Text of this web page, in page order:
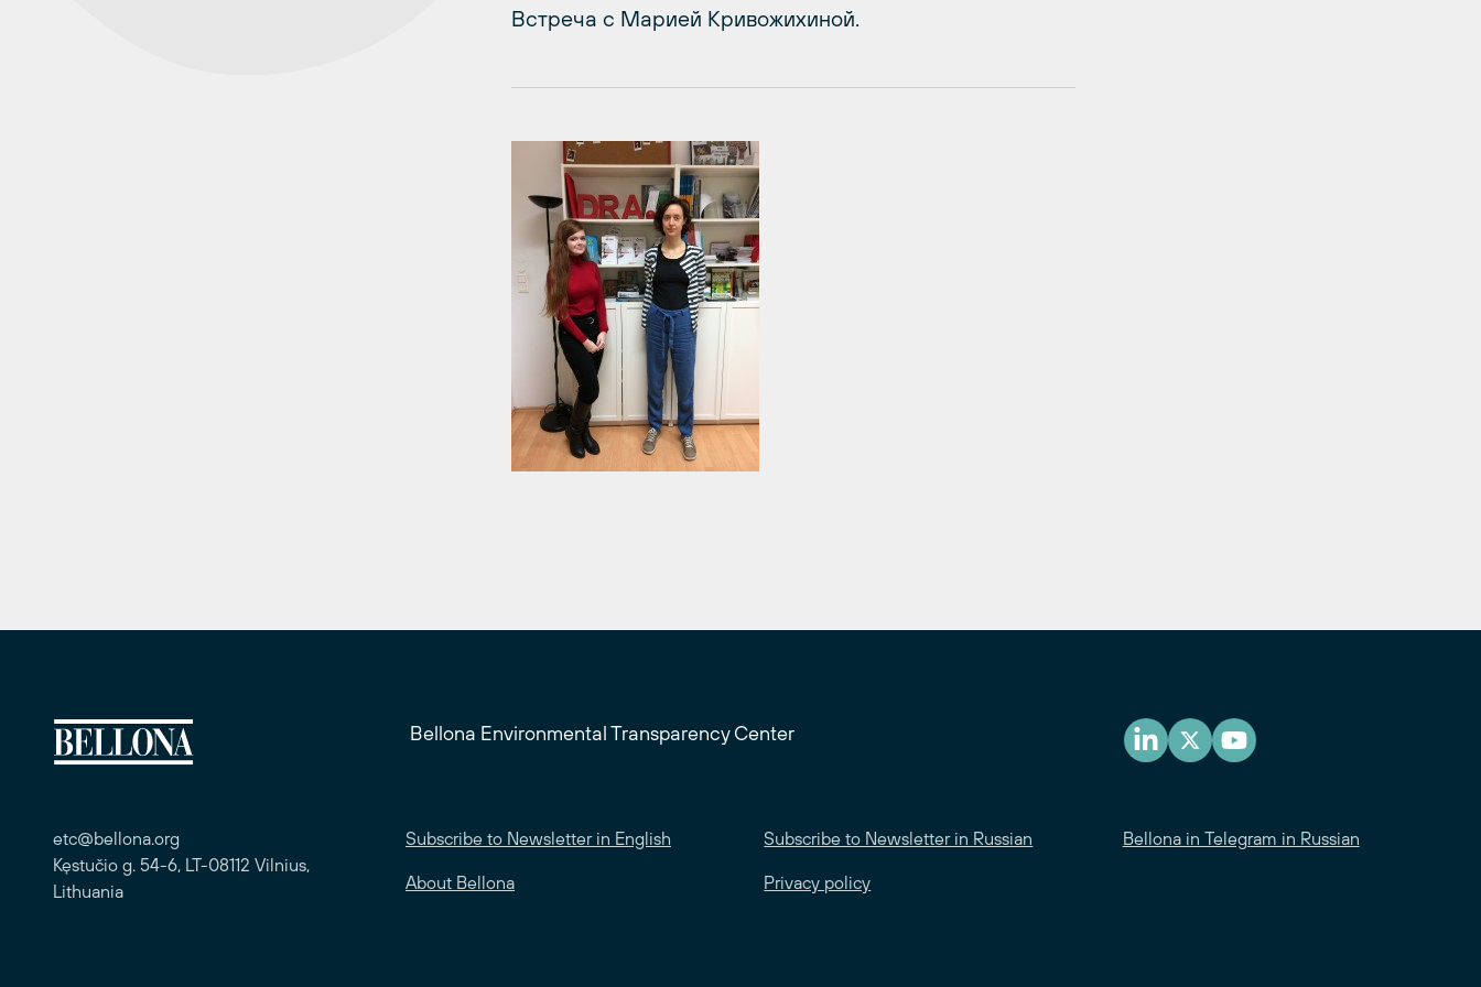
Встреча с Марией Кривожихиной.
Bellona Environmental Transparency Center
etc@bellona.org
Kęstučio g. 54-6, LT-08112 Vilnius,
Lithuania
Subscribe to Newsletter in English Subscribe to Newsletter in Russian Bellona in Telegram in Russian
About Bellona Privacy policy